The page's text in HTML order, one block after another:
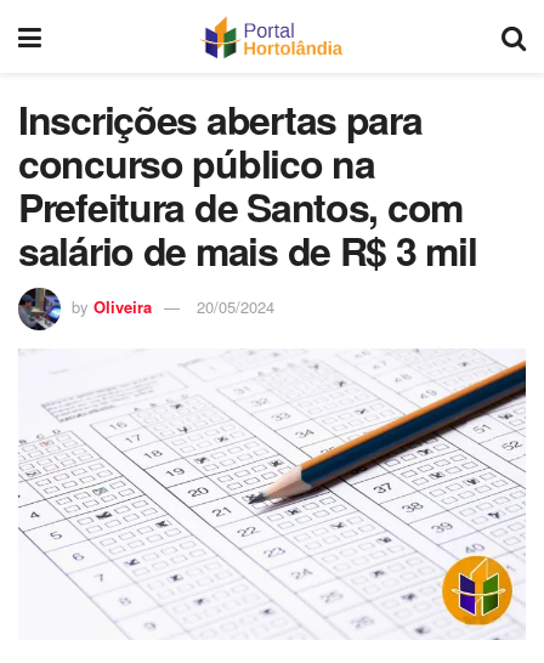
Inscrições abertas para
concurso público na
Prefeitura de Santos, com
salário de mais de R$ 3 mil
by Oliveira 20/05/2024